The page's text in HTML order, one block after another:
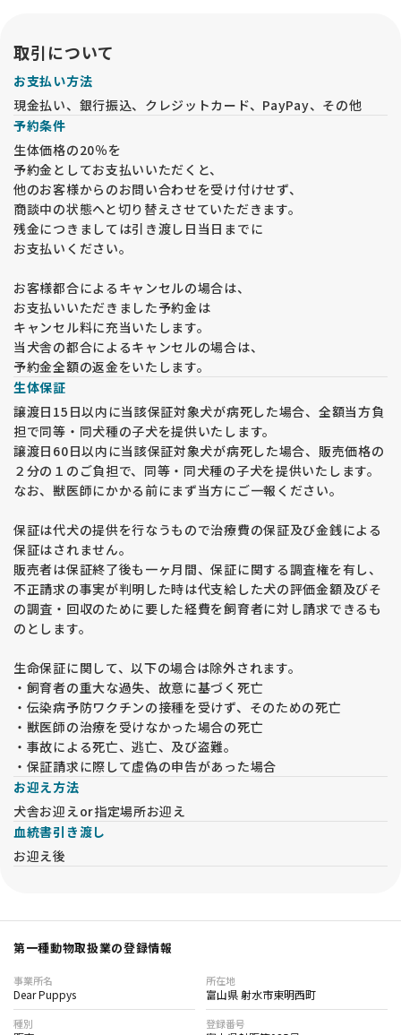
取引について
お支払い方法
現金払い、銀行振込、クレジットカード、PayPay、その他
予約条件
生体価格の20％を
予約金としてお支払いいただくと、
他のお客様からのお問い合わせを受け付けせず、
商談中の状態へと切り替えさせていただきます。
残金につきましては引き渡し日当日までに
お支払いください。
お客様都合によるキャンセルの場合は、
お支払いいただきました予約金は
キャンセル料に充当いたします。
当犬舎の都合によるキャンセルの場合は、
予約金全額の返金をいたします。
生体保証
譲渡日15日以内に当該保証対象犬が病死した場合、全額当方負
担で同等・同犬種の子犬を提供いたします。
譲渡日60日以内に当該保証対象犬が病死した場合、販売価格の
２分の１のご負担で、同等・同犬種の子犬を提供いたします。
なお、獣医師にかかる前にまず当方にご一報ください。
保証は代犬の提供を行なうもので治療費の保証及び金銭による
保証はされません。
販売者は保証終了後も一ヶ月間、保証に関する調査権を有し、
不正請求の事実が判明した時は代支給した犬の評価金額及びそ
の調査・回収のために要した経費を飼育者に対し請求できるも
のとします。
生命保証に関して、以下の場合は除外されます。
・飼育者の重大な過失、故意に基づく死亡
・伝染病予防ワクチンの接種を受けず、そのための死亡
・獣医師の治療を受けなかった場合の死亡
・事故による死亡、逃亡、及び盗難。
・保証請求に際して虚偽の申告があった場合
お迎え方法
犬舎お迎えor指定場所お迎え
血統書引き渡し
お迎え後
第一種動物取扱業の登録情報
事業所名
Dear Puppys
所在地
富山県 射水市東明西町
種別 登録番号